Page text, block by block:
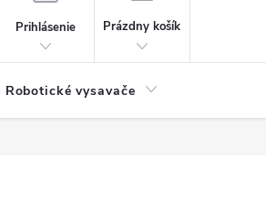
Prihlásenie
Prázdny košík
Robotické vysavače